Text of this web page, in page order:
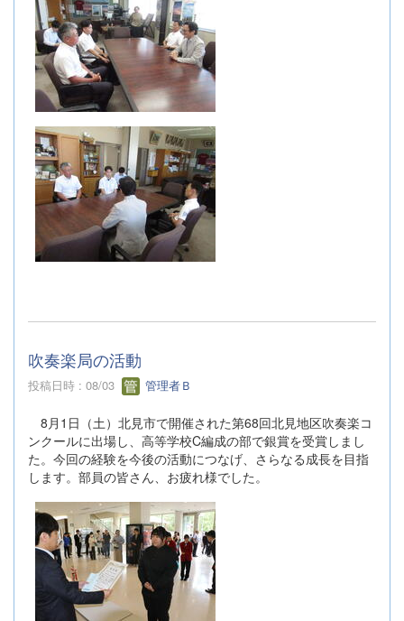
吹奏楽局の活動
投稿日時 : 08/03 管理者Ｂ
8月1日（土）北見市で開催された第68回北見地区吹奏楽コ
ンクールに出場し、高等学校C編成の部で銀賞を受賞しまし
た。今回の経験を今後の活動につなげ、さらなる成長を目指
します。部員の皆さん、お疲れ様でした。